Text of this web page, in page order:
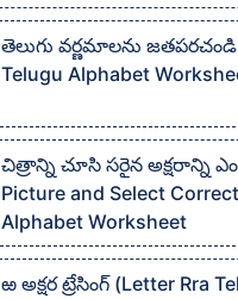
తెలుగు వర్ణమాలను
Telugu Alphabet
చిత్రాన్ని చూసి సరైన అక్షరాన్ని
Picture and Select
Alphabet Worksheet
ఱ అక్షర ట్రేసింగ్ (Letter Rra